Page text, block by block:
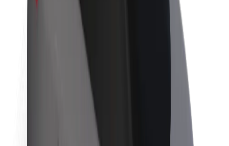
Bolt და ეკომეგობრულობა
ნულოვანი პროექტი
ბრენდის გზამკვლევი
ინვესტორებთან ურთიერთობა